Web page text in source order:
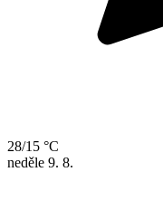
28/15 °C
neděle 9. 8.